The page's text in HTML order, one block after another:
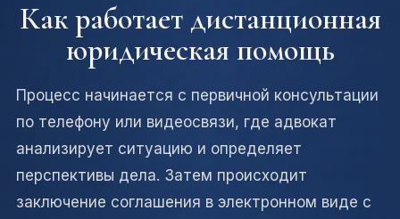
Как работает дистанционная
юридическая помощь
Процесс начинается с первичной консультации
по телефону или видеосвязи, где адвокат
анализирует ситуацию и определяет
перспективы дела. Затем происходит
заключение соглашения в электронном виде с